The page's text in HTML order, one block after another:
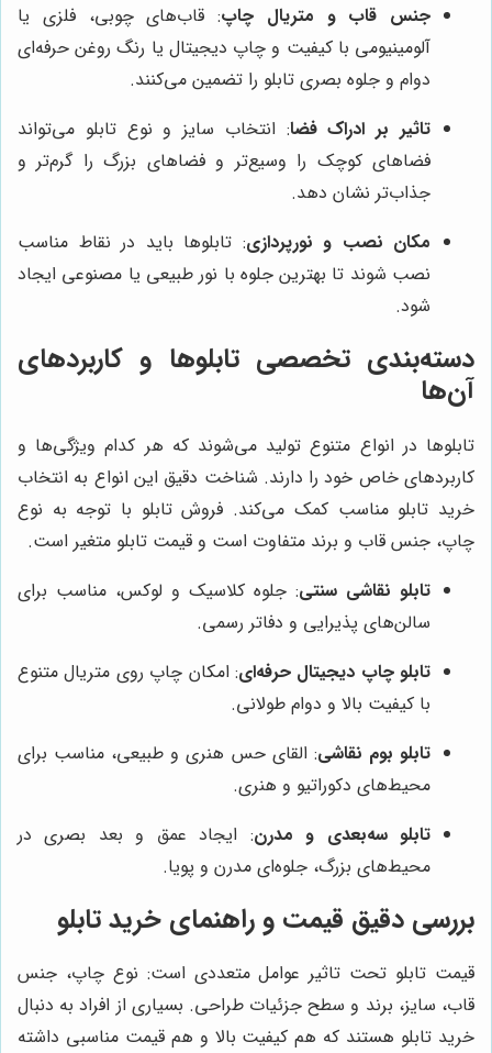
جنس قاب و متریال چاپ: قاب‌های چوبی، فلزی یا
آلومینیومی با کیفیت و چاپ دیجیتال یا رنگ روغن حرفه‌ای
دوام و جلوه بصری تابلو را تضمین می‌کنند.
تاثیر بر ادراک فضا: انتخاب سایز و نوع تابلو می‌تواند
فضاهای کوچک را وسیع‌تر و فضاهای بزرگ را گرم‌تر و
جذاب‌تر نشان دهد.
مکان نصب و نورپردازی: تابلوها باید در نقاط مناسب
نصب شوند تا بهترین جلوه با نور طبیعی یا مصنوعی ایجاد
شود.
دسته‌بندی تخصصی تابلوها و کاربردهای
آن‌ها
تابلوها در انواع متنوع تولید می‌شوند که هر کدام ویژگی‌ها و
کاربردهای خاص خود را دارند. شناخت دقیق این انواع به انتخاب
خرید تابلو مناسب کمک می‌کند. فروش تابلو با توجه به نوع
چاپ، جنس قاب و برند متفاوت است و قیمت تابلو متغیر است.
تابلو نقاشی سنتی: جلوه کلاسیک و لوکس، مناسب برای
سالن‌های پذیرایی و دفاتر رسمی.
تابلو چاپ دیجیتال حرفه‌ای: امکان چاپ روی متریال متنوع
با کیفیت بالا و دوام طولانی.
تابلو بوم نقاشی: القای حس هنری و طبیعی، مناسب برای
محیط‌های دکوراتیو و هنری.
تابلو سه‌بعدی و مدرن: ایجاد عمق و بعد بصری در
محیط‌های بزرگ، جلوه‌ای مدرن و پویا.
بررسی دقیق قیمت و راهنمای خرید تابلو
قیمت تابلو تحت تاثیر عوامل متعددی است: نوع چاپ، جنس
قاب، سایز، برند و سطح جزئیات طراحی. بسیاری از افراد به دنبال
خرید تابلو هستند که هم کیفیت بالا و هم قیمت مناسبی داشته